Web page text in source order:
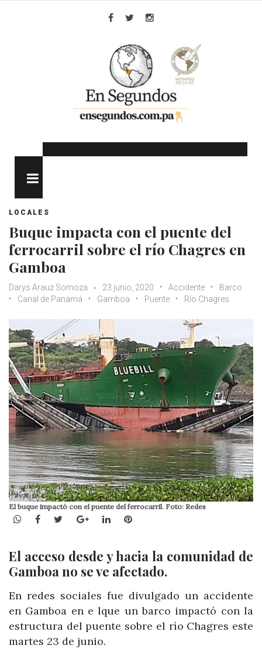
LOCALES
Buque impacta con el puente del
ferrocarril sobre el río Chagres en
Gamboa
Darys Arauz Somoza 23 junio, 2020 Accidente
Barco
Canal de Panamá
Gamboa Puente Río Chagres
El buque impactó con el puente del ferrocarril. Foto: Redes
WhatsApp
Facebook
TwitterGoogle+LinkedInPinterest
El acceso desde y hacia la comunidad de
Gamboa no se ve afectado.
En redes sociales fue divulgado un accidente
en Gamboa en e lque un barco impactó con la
estructura del puente sobre el río Chagres este
martes 23 de junio.